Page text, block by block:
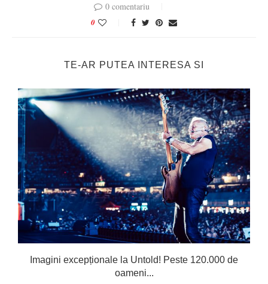
0 comentariu
0
TE-AR PUTEA INTERESA SI
Imagini excepționale la Untold! Peste 120.000 de
oameni...